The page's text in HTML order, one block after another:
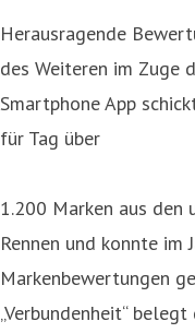
Herausragende
des Weiteren im Zuge
Smartphone App
für Tag über
1.200 Marken aus den
Rennen und konnte im
Markenbewertungen
„Verbundenheit“